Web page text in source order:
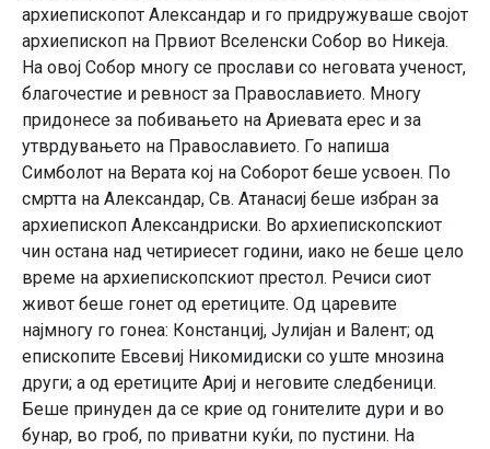
архиепископот Александар и го придружуваше својот
архиепископ на Првиот Вселенски Собор во Никеја.
На овој Собор многу се прослави со неговата ученост,
благочестие и ревност за Православието. Многу
придонесе за побивањето на Ариевата ерес и за
утврдувањето на Православието. Го напиша
Симболот на Верата кој на Соборот беше усвоен. По
смртта на Александар, Св. Атанасиј беше избран за
архиепископ Александриски. Во архиепископскиот
чин остана над четириесет години, иако не беше цело
време на архиепископскиот престол. Речиси сиот
живот беше гонет од еретиците. Од царевите
најмногу го гонеа: Констанциј, Јулијан и Валент; од
епископите Евсевиј Никомидиски со уште мнозина
други; а од еретиците Ариј и неговите следбеници.
Беше принуден да се крие од гонителите дури и во
бунар, во гроб, по приватни куќи, по пустини. На